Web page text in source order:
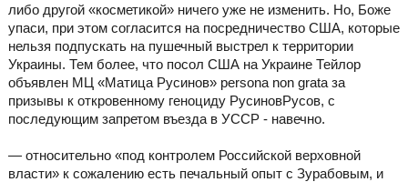
либо другой «косметикой» ничего уже не изменить. Но, Боже
упаси, при этом согласится на посредничество США, которые
нельзя подпускать на пушечный выстрел к территории
Украины. Тем более, что посол США на Украине Тейлор
объявлен МЦ «Матица Русинов» persona non grata за
призывы к откровенному геноциду РусиновРусов, с
последующим запретом въезда в УССР - навечно.
— относительно «под контролем Российской верховной
власти» к сожалению есть печальный опыт с Зурабовым, и